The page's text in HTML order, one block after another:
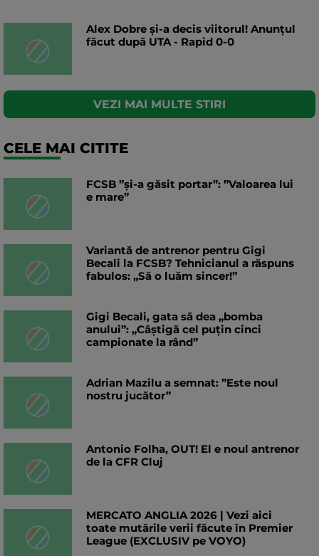
Alex Dobre și-a decis viitorul! Anunțul
făcut după UTA - Rapid 0-0
VEZI MAI MULTE STIRI
CELE MAI CITITE
FCSB ”și-a găsit portar”: ”Valoarea lui
e mare”
Variantă de antrenor pentru Gigi
Becali la FCSB? Tehnicianul a răspuns
fabulos: „Să o luăm sincer!”
Gigi Becali, gata să dea „bomba
anului”: „Câștigă cel puțin cinci
campionate la rând”
Adrian Mazilu a semnat: ”Este noul
nostru jucător”
Antonio Folha, OUT! El e noul antrenor
de la CFR Cluj
MERCATO ANGLIA 2026 | Vezi aici
toate mutările verii făcute în Premier
League (EXCLUSIV pe VOYO)